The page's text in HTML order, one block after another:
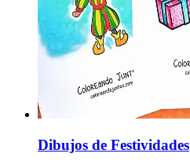
Dibujos de Festividades